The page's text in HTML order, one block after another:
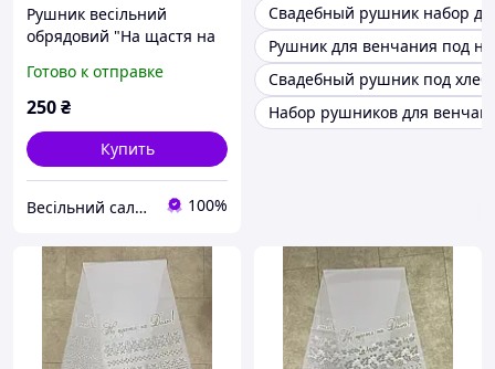
Рушник весільний
обрядовий "На щастя на
вінчання із золотим
напиленням (орнамент)
Готово к отправке
250₴
Купить
Весільний салон «Ніколь» 100%
Свадебный рушник набор
Рушник для венчания под
Свадебный рушник под хлеб
Набор рушников для